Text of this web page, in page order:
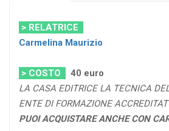
> RELATRICE
Carmelina Maurizio
> COSTO
40 euro
LA CASA EDITRICE LA TECNICA
ENTE DI FORMAZIONE
PUOI ACQUISTARE ANCHE CON